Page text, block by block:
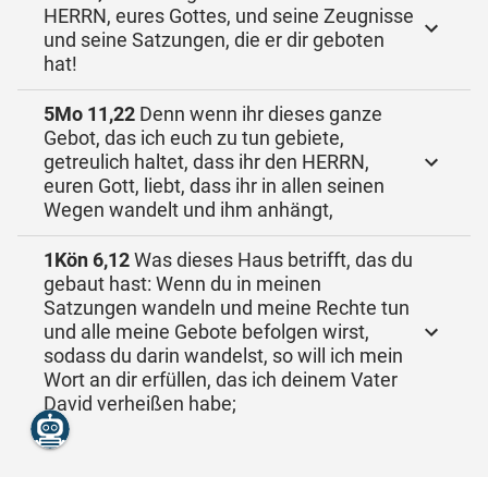
HERRN, eures Gottes, und seine Zeugnisse
und seine Satzungen, die er dir geboten
hat!
5Mo 11,22 Denn wenn ihr dieses ganze
Gebot, das ich euch zu tun gebiete,
getreulich haltet, dass ihr den HERRN,
euren Gott, liebt, dass ihr in allen seinen
Wegen wandelt und ihm anhängt,
1Kön 6,12Was dieses Haus betrifft, das du
gebaut hast: Wenn du in meinen
Satzungen wandeln und meine Rechte tun
und alle meine Gebote befolgen wirst,
sodass du darin wandelst, so will ich mein
Wort an dir erfüllen, das ich deinem Vater
David verheißen habe;